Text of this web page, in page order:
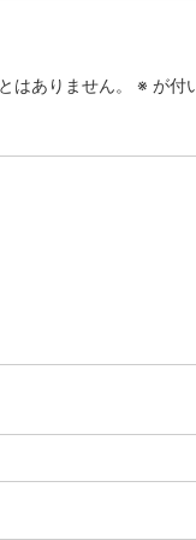
はありません。 ※ が付